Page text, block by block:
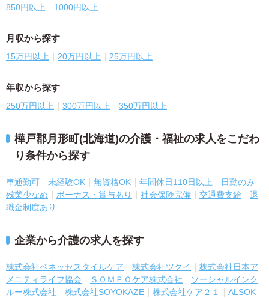
850円以上 1000円以上
月収から探す
15万円以上 20万円以上 25万円以上
年収から探す
250万円以上 300万円以上 350万円以上
樺戸郡月形町(北海道)の介護・福祉の求人をこだわ
り条件から探す
車通勤可 未経験OK 無資格OK 年間休日110日以上
日勤のみ
残業少なめ
ボーナス・賞与あり 社会保険完備 交通費支給
退
職金制度あり
企業から介護の求人を探す
株式会社ベネッセスタイルケア 株式会社ツクイ
株式会社日本ア
メニティライフ協会
ＳＯＭＰＯケア株式会社
ソーシャルインク
ルー株式会社
株式会社SOYOKAZE 株式会社ケア２１
ALSOK